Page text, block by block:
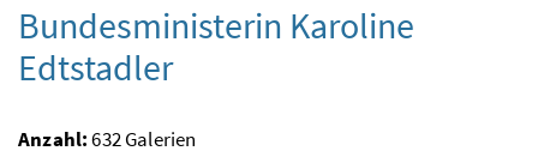
Bundesministerin Karoline
Edtstadler
Anzahl:632 Galerien